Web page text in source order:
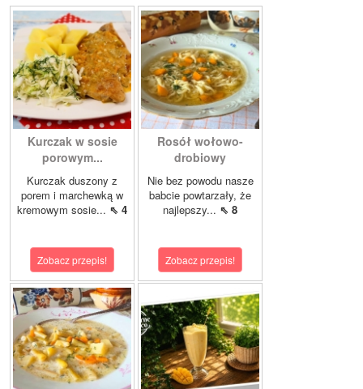
Kurczak w sosie
porowym...
Kurczak duszony z
porem i marchewką w
kremowym sosie... ⇖ 4
Zobacz przepis!
Rosół wołowo-
drobiowy
Nie bez powodu nasze
babcie powtarzały, że
najlepszy... ⇖ 8
Zobacz przepis!